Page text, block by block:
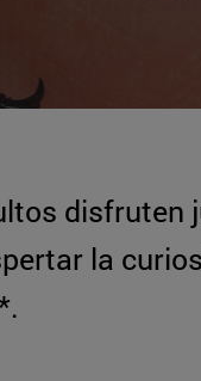
disfruten
la